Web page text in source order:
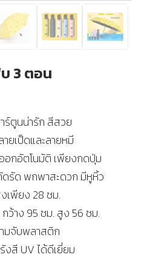
3 ตอน
ร์ตูนน่ารัก สีสวย
ยเป็ดและลายหมี
อกอัตโนมัติ เพียงกดปุ่ม
ดรัด พกพาสะดวก มีหูหิ้ว
เพียง 28 ซม.
ว้าง 95 ซม. สูง 56 ซม.
มจับพลาสติก
สี UV ได้ดีเยี่ยม